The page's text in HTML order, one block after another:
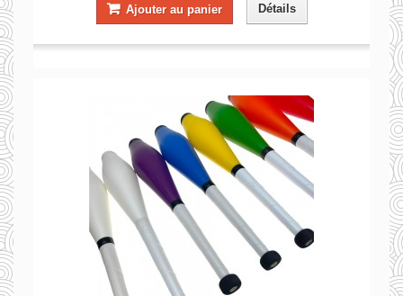
Ajouter au panier Détails